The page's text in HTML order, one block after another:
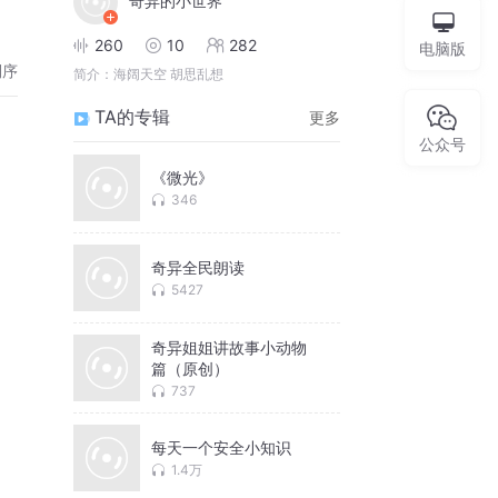
260 10 282
简介： 海阔天空 胡思乱想
TA的专辑 更多
《微光》
346
奇异全民朗读
5427
奇异姐姐讲故事小动物
篇（原创）
737
每天一个安全小知识
1.4万
电脑版
公众号